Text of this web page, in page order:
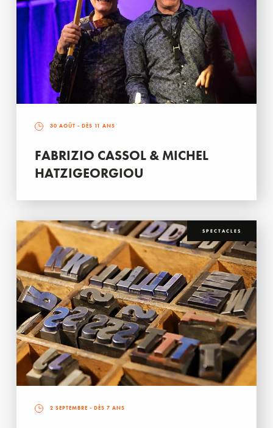
30 AOÛT - DÈS 11 ANS
FABRIZIO CASSOL & MICHEL
HATZIGEORGIOU
SPECTACLES
2 SEPTEMBRE - DÈS 7 ANS